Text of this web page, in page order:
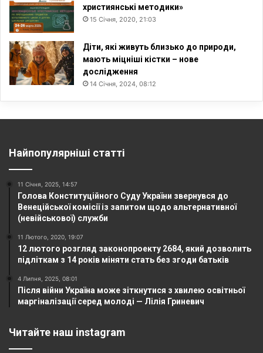
християнські методики»
15 Січня, 2020, 21:03
Діти, які живуть близько до природи,
мають міцніші кістки – нове
дослідження
14 Січня, 2024, 08:12
Найпопулярніші статті
11 Січня, 2025, 14:57
Голова Конституційного Суду України звернувся до
Венеційської комісії із запитом щодо альтернативної
(невійськової) служби
11 Лютого, 2020, 19:07
12 лютого розгляд законопроекту 2684, який дозволить
підліткам з 14 років міняти стать без згоди батьків
4 Липня, 2025, 08:01
Після війни Україна може зіткнутися з хвилею освітньої
маргіналізації серед молоді — Лілія Гриневич
Читайте наш instagram